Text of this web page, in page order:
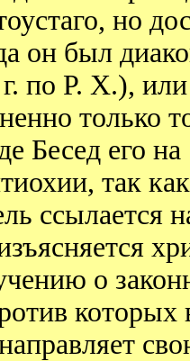
но
он был
по Р. Х.),
только
Бесед его
так
ссылается
о
которых